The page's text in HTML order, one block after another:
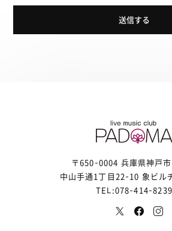
〒650-0004 兵庫県神戸
中山手通1丁目22-10 象ビル
TEL:078-414-8239